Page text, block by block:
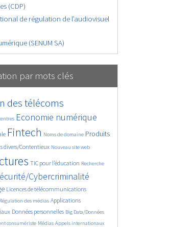
(CDP)
de régulation de l’audiovisuel
(SENUM SA)
par mots clés
des télécoms
Economie numérique
Fintech Noms de domaine Produits
divers/Contentieux Nouveau site web
TIC pour l’éducation Recherche
Cybercriminalité
Licences de télécommunications
Régulation des médias Applications
Données personnelles Big Data/Données
consumériste Médias Appels internationaux